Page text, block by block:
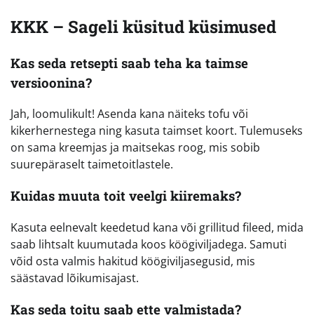
KKK – Sageli küsitud küsimused
Kas seda retsepti saab teha ka taimse
versioonina?
Jah, loomulikult! Asenda kana näiteks tofu või
kikerhernestega ning kasuta taimset koort. Tulemuseks
on sama kreemjas ja maitsekas roog, mis sobib
suurepäraselt taimetoitlastele.
Kuidas muuta toit veelgi kiiremaks?
Kasuta eelnevalt keedetud kana või grillitud fileed, mida
saab lihtsalt kuumutada koos köögiviljadega. Samuti
võid osta valmis hakitud köögiviljasegusid, mis
säästavad lõikumisajast.
Kas seda toitu saab ette valmistada?